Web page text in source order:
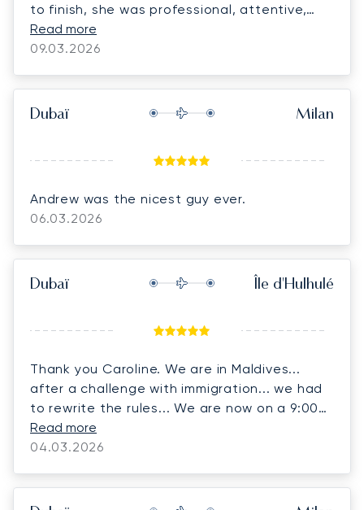
to finish, she was professional, attentive,
and incredibly responsive, ensuring every
detail was handled seamlessly. The entire
recommend Yolanda and LunaJets to anyone
seeking a first-class private aviation
Read more
09.03.2026
Dubaï Milan
Andrew was the nicest guy ever.
06.03.2026
Dubaï Île d'Hulhulé
Thank you Caroline. We are in Maldives...
after a challenge with immigration... we had
to rewrite the rules... We are now on a 9:00
p.m. flight to Colombo and connecting flight
back to Melbourne and should be with our
Read more
04.03.2026